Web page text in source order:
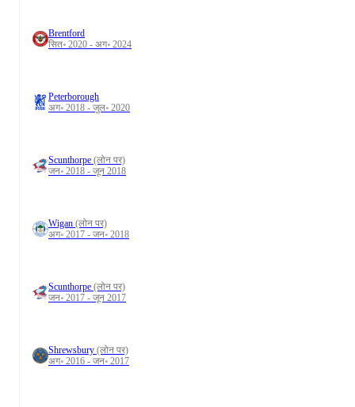
Brentford
सित॰ 2020 - अग॰ 2024
Peterborough
अग॰ 2018 - जुल॰ 2020
Scunthorpe (लोन पर)
जन॰ 2018 - जून 2018
Wigan (लोन पर)
अग॰ 2017 - जन॰ 2018
Scunthorpe (लोन पर)
जन॰ 2017 - जून 2017
Shrewsbury (लोन पर)
अग॰ 2016 - जन॰ 2017